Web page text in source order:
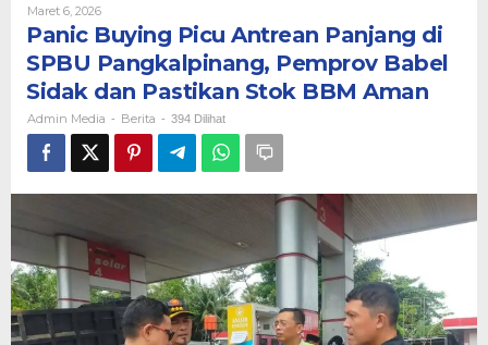
Panjang
SPBU
Pangkalpinang,
Pemprov
Babel
Sidak
dan
Pastikan
Maret 6, 2026Oleh
Admin
Media
Panic Buying Picu Antrean Panjang di
SPBU Pangkalpinang, Pemprov Babel
Sidak dan Pastikan Stok BBM Aman
Admin Media - Berita - 394 Dilihat